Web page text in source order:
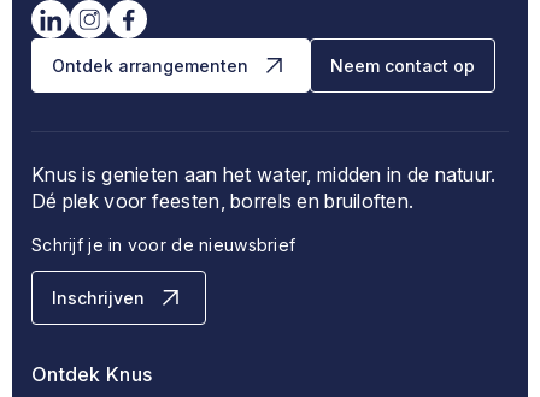
Ontdek arrangementen Neem contact op
Knus is genieten aan het water, midden in de natuur.
Dé plek voor feesten, borrels en bruiloften.
Schrijf je in voor de nieuwsbrief
Inschrijven
Ontdek Knus